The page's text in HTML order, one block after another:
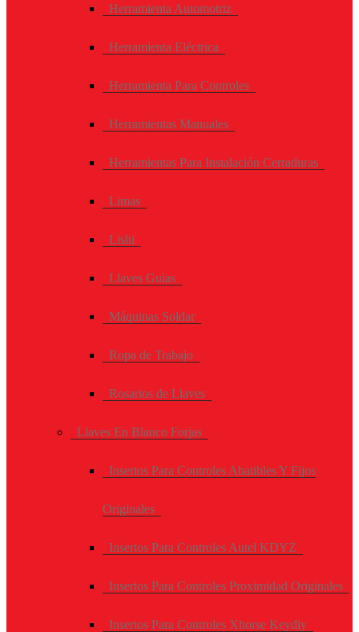
Herramienta Automotriz
Herramienta Eléctrica
Herramienta Para Controles
Herramientas Manuales
Herramientas Para Instalación Cerraduras
Limas
Lishi
Llaves Guias
Máquinas Soldar
Ropa de Trabajo
Rosarios de Llaves
Llaves En Blanco Forjas
Insertos Para Controles Abatibles Y Fijos
Originales
Insertos Para Controles Autel KDYZ
Insertos Para Controles Proximidad Originales
Insertos Para Controles Xhorse Keydiy